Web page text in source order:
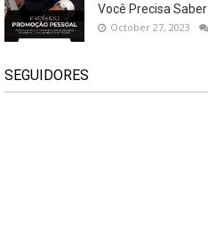
Você Precisa Saber
October 27, 2023
SEGUIDORES